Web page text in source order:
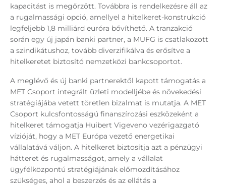
kapacitást is megőrzött. Továbbra is rendelkezésre áll az
a rugalmassági opció, amellyel a hitelkeret-konstrukció
legfeljebb 1,8 milliárd euróra bővíthető. A tranzakció
során egy új japán banki partner, a MUFG is csatlakozott
a szindikátushoz, tovább diverzifikálva és erősítve a
hitelkeretet biztosító nemzetközi bankcsoportot.
A meglévő és új banki partnerektől kapott támogatás a
MET Csoport integrált üzleti modelljébe és növekedési
stratégiájába vetett töretlen bizalmat is mutatja. A MET
Csoport kulcsfontosságú finanszírozási eszközeként a
hitelkeret támogatja Huibert Vigeveno vezérigazgató
vízióját, hogy a MET Európa vezető energetikai
vállalatává váljon. A hitelkeret biztosítja azt a pénzügyi
hátteret és rugalmasságot, amely a vállalat
ügyfélközpontú stratégiájának előmozdításához
szükséges, ahol a beszerzés és az ellátás a